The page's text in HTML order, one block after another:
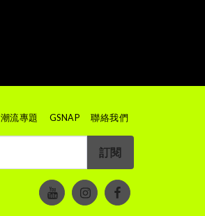
潮流專題 GSNAP 聯絡我們
訂閱